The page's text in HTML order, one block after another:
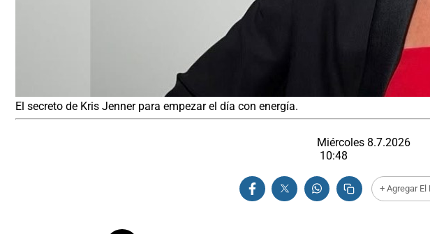
El secreto de Kris Jenner para empezar el día con energía.
Miércoles 8.7.2026
10:48
+ Agregar El